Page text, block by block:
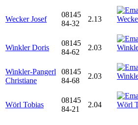
Wecker Josef
08145
84-32
2.13
Winkler Doris
08145
84-62
2.03
Winkler-Pangerl
Christiane
08145
84-68
2.03
Wörl Tobias
08145
84-21
2.04